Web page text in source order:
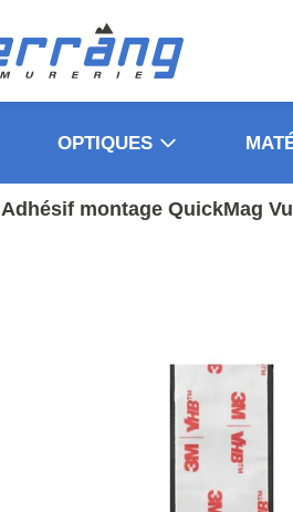
OPTIQUES
Adhésif montage QuickMag